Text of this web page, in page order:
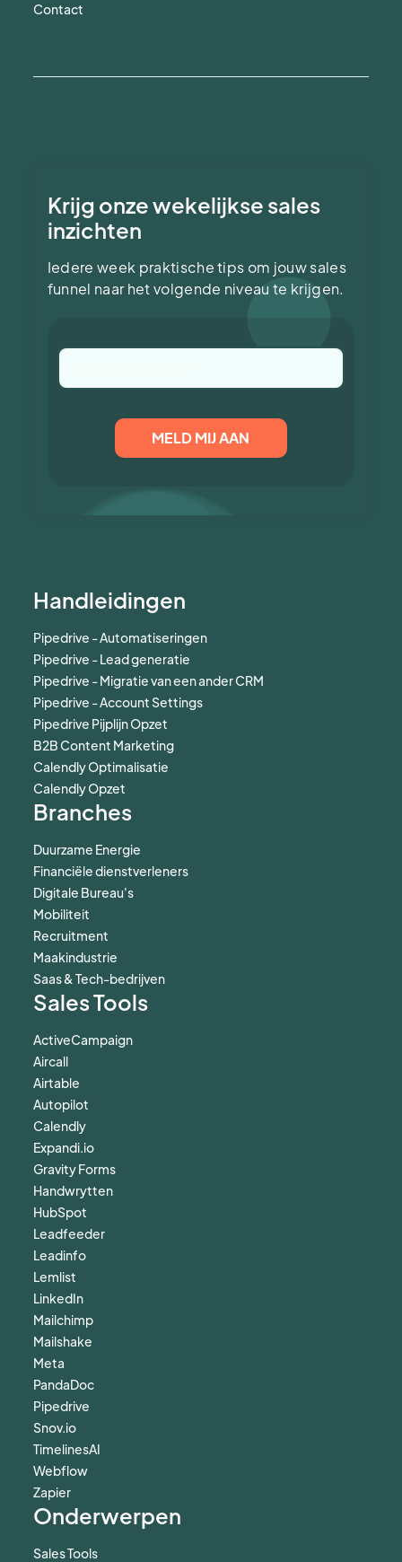
Contact
Krijg onze wekelijkse sales
inzichten
Iedere week praktische tips om jouw sales
funnel naar het volgende niveau te krijgen.
Handleidingen
Pipedrive - Automatiseringen
Pipedrive - Lead generatie
Pipedrive - Migratie van een ander CRM
Pipedrive - Account Settings
Pipedrive Pijplijn Opzet
B2B Content Marketing
Calendly Optimalisatie
Calendly Opzet
Branches
Duurzame Energie
Financiële dienstverleners
Digitale Bureau's
Mobiliteit
Recruitment
Maakindustrie
Saas & Tech-bedrijven
Sales Tools
ActiveCampaign
Aircall
Airtable
Autopilot
Calendly
Expandi.io
Gravity Forms
Handwrytten
HubSpot
Leadfeeder
Leadinfo
Lemlist
LinkedIn
Mailchimp
Mailshake
Meta
PandaDoc
Pipedrive
Snov.io
TimelinesAI
Webflow
Zapier
Onderwerpen
Sales Tools